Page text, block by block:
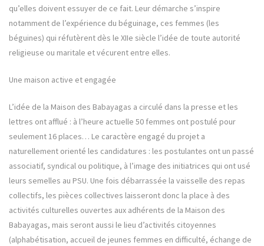
qu’elles doivent essuyer de ce fait. Leur démarche s’inspire
notamment de l’expérience du béguinage, ces femmes (les
béguines) qui réfutèrent dès le XIIe siècle l’idée de toute autorité
religieuse ou maritale et vécurent entre elles.
Une maison active et engagée
L’idée de la Maison des Babayagas a circulé dans la presse et les
lettres ont afflué : à l’heure actuelle 50 femmes ont postulé pour
seulement 16 places… Le caractère engagé du projet a
naturellement orienté les candidatures : les postulantes ont un passé
associatif, syndical ou politique, à l’image des initiatrices qui ont usé
leurs semelles au PSU. Une fois débarrassée la vaisselle des repas
collectifs, les pièces collectives laisseront donc la place à des
activités culturelles ouvertes aux adhérents de la Maison des
Babayagas, mais seront aussi le lieu d’activités citoyennes
(alphabétisation, accueil de jeunes femmes en difficulté, échange de